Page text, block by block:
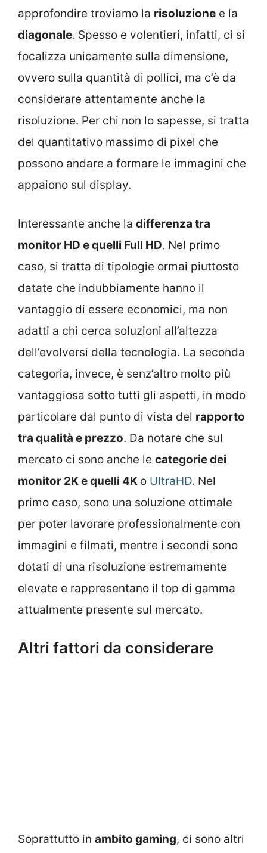
approfondire troviamo la risoluzione e la
diagonale. Spesso e volentieri, infatti, ci si
focalizza unicamente sulla dimensione,
ovvero sulla quantità di pollici, ma c’è da
considerare attentamente anche la
risoluzione. Per chi non lo sapesse, si tratta
del quantitativo massimo di pixel che
possono andare a formare le immagini che
appaiono sul display.
Interessante anche la differenza tra
monitor HD e quelli Full HD. Nel primo
caso, si tratta di tipologie ormai piuttosto
datate che indubbiamente hanno il
vantaggio di essere economici, ma non
adatti a chi cerca soluzioni all’altezza
dell’evolversi della tecnologia. La seconda
categoria, invece, è senz’altro molto più
vantaggiosa sotto tutti gli aspetti, in modo
particolare dal punto di vista del rapporto
tra qualità e prezzo. Da notare che sul
mercato ci sono anche le categorie dei
monitor 2K e quelli 4K o UltraHD. Nel
primo caso, sono una soluzione ottimale
per poter lavorare professionalmente con
immagini e filmati, mentre i secondi sono
dotati di una risoluzione estremamente
elevate e rappresentano il top di gamma
attualmente presente sul mercato.
Altri fattori da considerare
Soprattutto in ambito gaming, ci sono altri